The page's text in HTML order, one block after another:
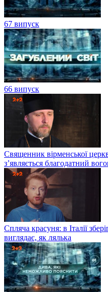
67 випуск
66 випуск
Священник вірменської
з’являється благодатний
Спляча красуня: в Італії
виглядає, як лялька